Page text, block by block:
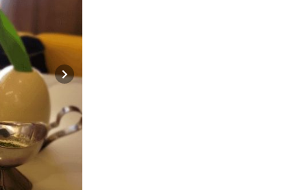
Next slide